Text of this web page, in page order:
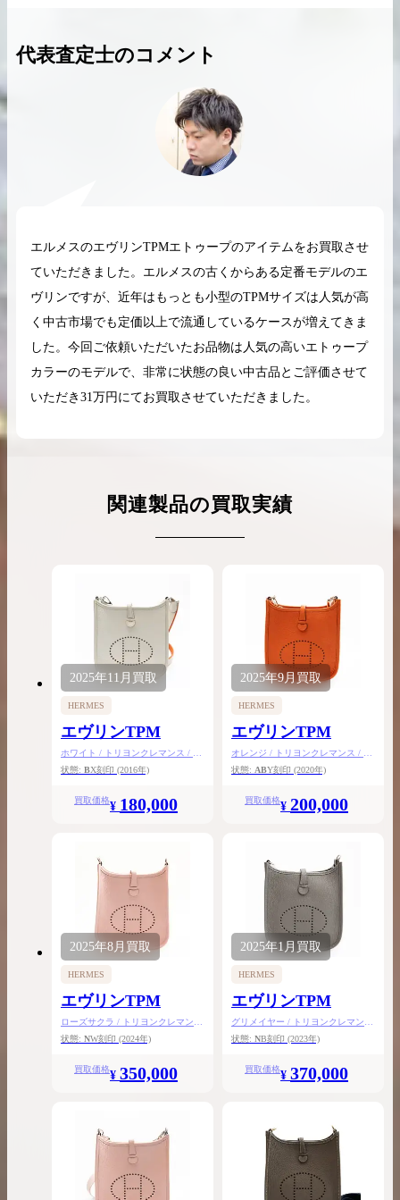
希少なリザード素材のバーキンの買取価格や
高く売るためのポイントを徹底解説
コラムをさらにみる
代表査定士のコメント
エルメスのエヴリンTPMエトゥープのアイテムをお買取させ
ていただきました。エルメスの古くからある定番モデルのエ
ヴリンですが、近年はもっとも小型のTPMサイズは人気が高
く中古市場でも定価以上で流通しているケースが増えてきま
した。今回ご依頼いただいたお品物は人気の高いエトゥープ
カラーのモデルで、非常に状態の良い中古品とご評価させて
いただき31万円にてお買取させていただきました。
関連製品の買取実績
2025年11月 買取
HERMES
エヴリンTPM
ホワイト / トリヨンクレマンス / シ
ルバー金具
状態: BX刻印 (2016年)
買取価格¥ 180,000
2025年9月買取
HERMES
エヴリンTPM
オレンジ / トリヨンクレマンス / シ
ルバー金具
状態: ABY刻印 (2020年)
買取価格¥ 200,000
2025年8月 買取
HERMES
エヴリンTPM
ローズサクラ / トリヨンクレマンス
/ シルバー金具
状態: NW刻印 (2024年)
買取価格¥ 350,000
2025年1月 買取
HERMES
エヴリンTPM
グリメイヤー / トリヨンクレマンス
/ シルバー金具
状態: NB刻印 (2023年)
買取価格¥ 370,000